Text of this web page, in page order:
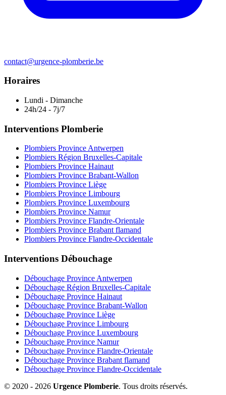
contact@urgence-plomberie.be
Horaires
Lundi - Dimanche
24h/24 - 7j/7
Interventions Plomberie
Plombiers Province Antwerpen
Plombiers Région Bruxelles-Capitale
Plombiers Province Hainaut
Plombiers Province Brabant-Wallon
Plombiers Province Liège
Plombiers Province Limbourg
Plombiers Province Luxembourg
Plombiers Province Namur
Plombiers Province Flandre-Orientale
Plombiers Province Brabant flamand
Plombiers Province Flandre-Occidentale
Interventions Débouchage
Débouchage Province Antwerpen
Débouchage Région Bruxelles-Capitale
Débouchage Province Hainaut
Débouchage Province Brabant-Wallon
Débouchage Province Liège
Débouchage Province Limbourg
Débouchage Province Luxembourg
Débouchage Province Namur
Débouchage Province Flandre-Orientale
Débouchage Province Brabant flamand
Débouchage Province Flandre-Occidentale
© 2020 - 2026 Urgence Plomberie. Tous droits réservés.